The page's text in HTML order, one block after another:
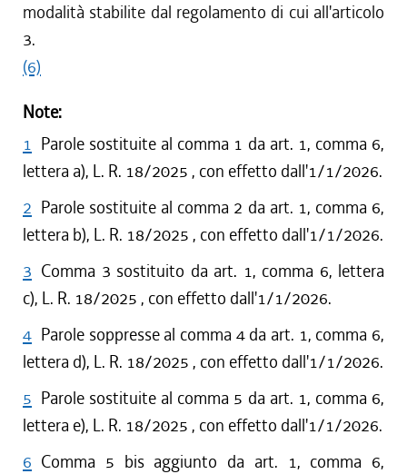
modalità stabilite dal regolamento di cui all'articolo
3.
(6)
Note:
1 Parole sostituite al comma 1 da art. 1, comma 6,
lettera a), L. R. 18/2025 , con effetto dall'1/1/2026.
2 Parole sostituite al comma 2 da art. 1, comma 6,
lettera b), L. R. 18/2025 , con effetto dall'1/1/2026.
3 Comma 3 sostituito da art. 1, comma 6, lettera
c), L. R. 18/2025 , con effetto dall'1/1/2026.
4 Parole soppresse al comma 4 da art. 1, comma 6,
lettera d), L. R. 18/2025 , con effetto dall'1/1/2026.
5 Parole sostituite al comma 5 da art. 1, comma 6,
lettera e), L. R. 18/2025 , con effetto dall'1/1/2026.
6 Comma 5 bis aggiunto da art. 1, comma 6,